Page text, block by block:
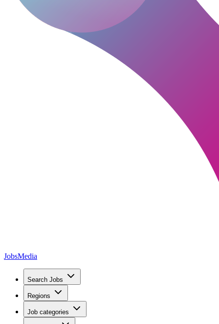
JobsMedia
Search Jobs
Regions
Job categories